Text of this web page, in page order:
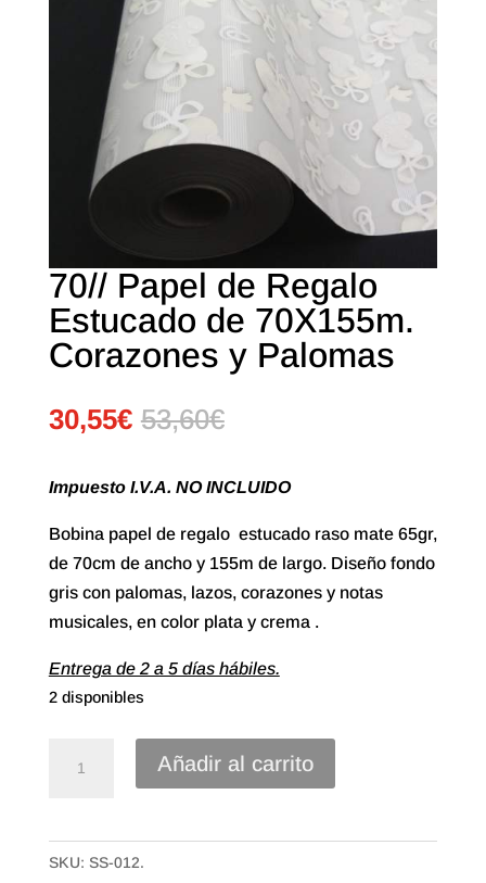
70// Papel de Regalo
Estucado de 70X155m.
Corazones y Palomas
30,55€ 53,60€
Impuesto I.V.A. NO INCLUIDO
Bobina papel de regalo estucado raso mate 65gr,
de 70cm de ancho y 155m de largo. Diseño fondo
gris con palomas, lazos, corazones y notas
musicales, en color plata y crema .
Entrega de 2 a 5 días hábiles.
2 disponibles
Regalo
Estucado
Añadir al carrito
SKU: SS-012.